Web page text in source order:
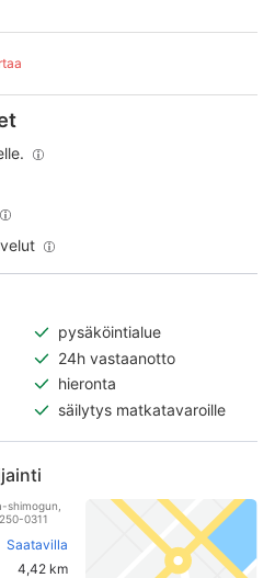
pysäköintialue
24h vastaanotto
hieronta
säilytys matkatavaroille
shimogun,
0311
Saatavilla
4,42 km